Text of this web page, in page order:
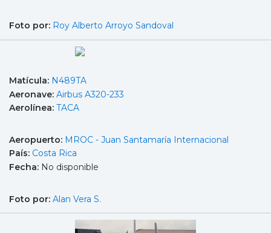
Foto por: Roy Alberto Arroyo Sandoval
Matícula: N489TA
Aeronave: Airbus A320-233
Aerolínea: TACA
Aeropuerto: MROC - Juan Santamaría Internacional
País: Costa Rica
Fecha: No disponible
Foto por: Alan Vera S.